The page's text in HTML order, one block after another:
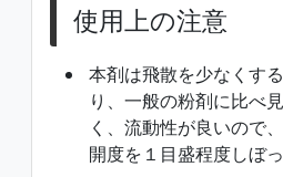
使用上の注意
本剤は飛散を少なくす
り、一般の粉剤に比べ
く、流動性が良いので
開度を１目盛程度しぼ